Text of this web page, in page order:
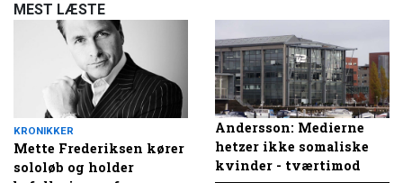
MEST LÆSTE
KRONIKKER
Mette Frederiksen kører
sololøb og holder
Andersson: Medierne
hetzer ikke somaliske
kvinder - tværtimod